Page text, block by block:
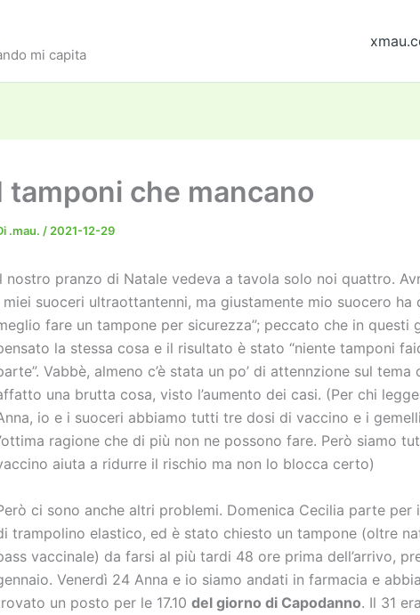
mi capita
tamponi che mancano
.mau. / 2021-12-29
nostro pranzo di Natale vedeva a tavola solo noi quattro.
miei suoceri ultraottantenni, ma giustamente mio suocero ha
fare un tampone per sicurezza”; peccato che in questi
la stessa cosa e il risultato è stato “niente tamponi
Vabbè, almeno c’è stata un po’ di attennzione sul tema
una brutta cosa, visto l’aumento dei casi. (Per chi
io e i suoceri abbiamo tutti tre dosi di vaccino e i
ragione che di più non ne possono fare. Però siamo
aiuta a ridurre il rischio ma non lo blocca certo)
ci sono anche altri problemi. Domenica Cecilia parte per
trampolino elastico, ed è stato chiesto un tampone (oltre
vaccinale) da farsi al più tardi 48 ore prima dell’arrivo,
Venerdì 24 Anna e io siamo andati in farmacia e
un posto per le 17.10 del giorno di Capodanno. Il 31